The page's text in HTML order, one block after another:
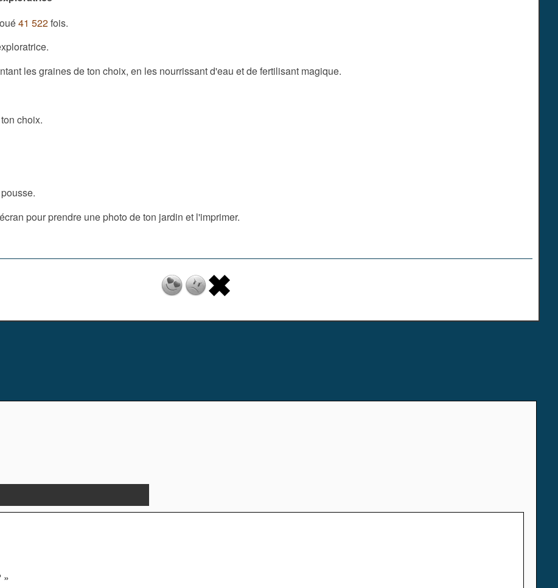
41 522fois.
les graines de ton choix, en les nourrissant d'eau et de fertilisant magique.
choix.
pour prendre une photo de ton jardin et l'imprimer.
»